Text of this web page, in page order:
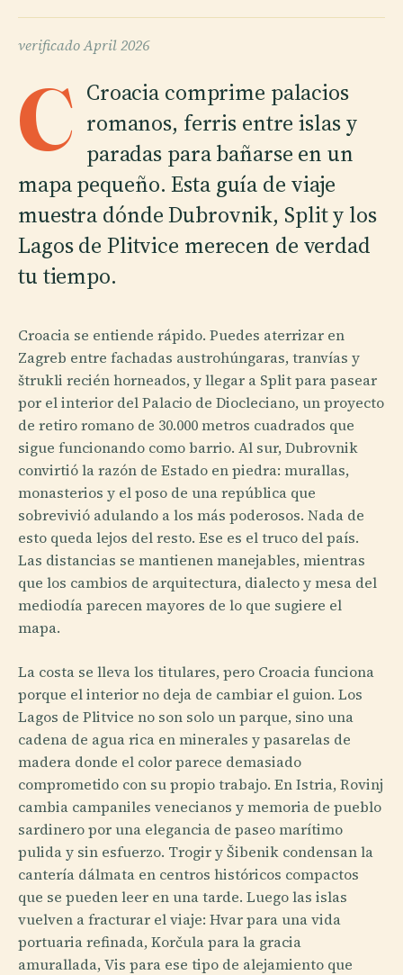
verificadoApril 2026
C Croacia comprime palacios
romanos, ferris entre islas y
paradas para bañarse en un
mapa pequeño. Esta guía de viaje
muestra dónde Dubrovnik, Split y los
Lagos de Plitvice merecen de verdad
tu tiempo.
Croacia se entiende rápido. Puedes aterrizar en
Zagreb entre fachadas austrohúngaras, tranvías y
štrukli recién horneados, y llegar a Split para pasear
por el interior del Palacio de Diocleciano, un proyecto
de retiro romano de 30.000 metros cuadrados que
sigue funcionando como barrio. Al sur, Dubrovnik
convirtió la razón de Estado en piedra: murallas,
monasterios y el poso de una república que
sobrevivió adulando a los más poderosos. Nada de
esto queda lejos del resto. Ese es el truco del país.
Las distancias se mantienen manejables, mientras
que los cambios de arquitectura, dialecto y mesa del
mediodía parecen mayores de lo que sugiere el
mapa.
La costa se lleva los titulares, pero Croacia funciona
porque el interior no deja de cambiar el guion. Los
Lagos de Plitvice no son solo un parque, sino una
cadena de agua rica en minerales y pasarelas de
madera donde el color parece demasiado
comprometido con su propio trabajo. En Istria, Rovinj
cambia campaniles venecianos y memoria de pueblo
sardine­ro por una elegancia de paseo marítimo
pulida y sin esfuerzo. Trogir y Šibenik condensan la
cantería dálmata en centros históricos compactos
que se pueden leer en una tarde. Luego las islas
vuelven a fracturar el viaje: Hvar para una vida
portuaria refinada, Korčula para la gracia
amurallada, Vis para ese tipo de alejamiento que